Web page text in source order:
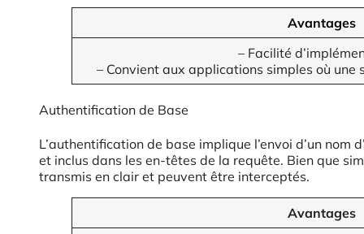
Avantages
– Facilité
– Convient aux applications simples où une
Authentification de Base
L’authentification de base implique l’envoi d’un
et inclus dans les en-têtes de la requête. Bien que
transmis en clair et peuvent être interceptés.
Avantages